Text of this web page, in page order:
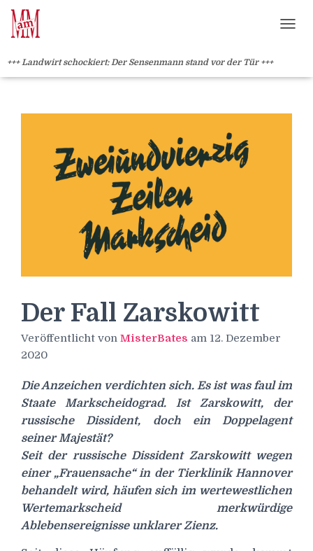
Weiterlesen" />
+++ Landwirt schockiert: Der Sensenmann stand vor der Tür +++
Der Fall Zarskowitt
Veröffentlicht von MisterBates am 12. Dezember
2020
Die Anzeichen verdichten sich. Es ist was faul im
Staate Markscheidograd. Ist Zarskowitt, der
russische Dissident, doch ein Doppelagent
seiner Majestät?
Seit der russische Dissident Zarskowitt wegen
einer „Frauensache“ in der Tierklinik Hannover
behandelt wird, häufen sich im wertewestlichen
Wertemarkscheid merkwürdige
Ablebensereignisse unklarer Zienz.